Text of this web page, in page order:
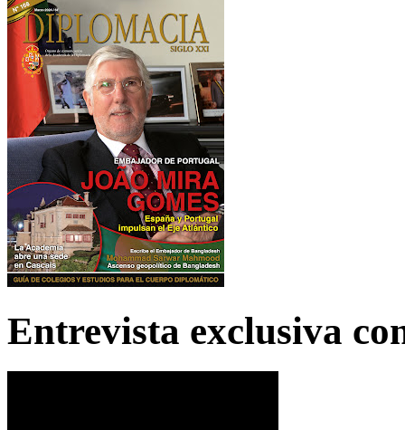
Entrevista exclusiva